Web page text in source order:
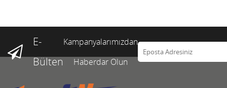
E-
Bülten
Kampanyalarımızdan
Haberdar Olun